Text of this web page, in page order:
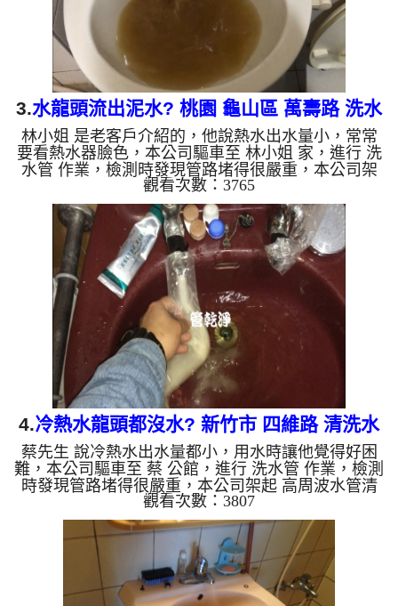
3.水龍頭流出泥水? 桃園 龜山區 萬壽路 洗水
管
林小姐 是老客戶介紹的，他說熱水出水量小，常常
要看熱水器臉色，本公司驅車至 林小姐 家，進行 洗
水管 作業，檢測時發現管路堵得很嚴重，本公司架
起 高周波水管清洗機，灌入 檸檬酸水 至管路裡面，
等了約15分，開啟 水管清洗機 ，啟動 脈衝 模式，一
開始就洗出黃白色髒水，越洗就越混濁，沒多久變成
了泥水，如下圖片影片，一個多小時後， 熱出水量
恢復了，林小姐能洗熱水澡了!! 如是自來水，如水管
老化，會產生鐵鏽跟泥沙堆積，洗出來的水就會是咖
啡色，地下水含有氧化錳，管壁上會結成黑色管垢，
洗出來的水會跟...
觀看次數：3765
4.冷熱水龍頭都沒水? 新竹市 四維路 清洗水
管
蔡先生 說冷熱水出水量都小，用水時讓他覺得好困
難，本公司驅車至 蔡 公館，進行 洗水管 作業，檢測
時發現管路堵得很嚴重，本公司架起 高周波水管清
洗機，灌入 檸檬酸水 至管路裡面，等了約15分，開
啟 水管清洗機 ，啟動 脈衝 模式，一開始就洗出黃色
髒水，越洗就越混濁，如下圖片影片，一個多小時
後， 冷熱出水量都恢復了，蔡先生能正常用水了!! 如
是自來水，如水管老化，會產生鐵鏽跟泥沙堆積，洗
出來的水就會是咖啡色，地下水含有氧化錳，管壁上
觀看次數：3807